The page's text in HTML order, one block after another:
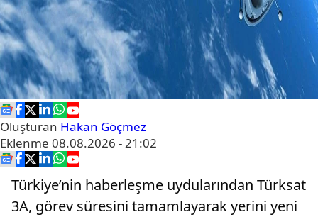
Oluşturan Hakan Göçmez
Eklenme 08.08.2026 - 21:02
Türkiye’nin haberleşme uydularından Türksat
3A, görev süresini tamamlayarak yerini yeni